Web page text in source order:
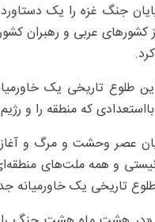
جنگ غزه را یک
کشورهای عربی و رهبران
این طلوع تاریخی یک
بااستعدادی که منطقه را و
عصر وحشت و مرگ و
و همه ملت‌های
تاریخی یک خاورمیانه